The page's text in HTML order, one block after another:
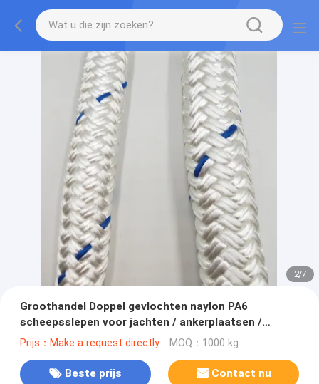
2/7
Groothandel Doppel gevlochten naylon PA6
scheepsslepen voor jachten / ankerplaatsen /
dokken
Prijs：Make a request directly MOQ：1000 kg
Beste prijs Contact nu